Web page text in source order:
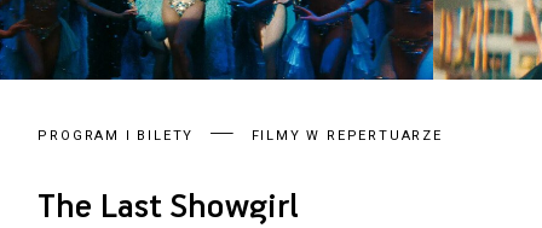
PROGRAM I BILETY FILMY W REPERTUARZE
The Last Showgirl